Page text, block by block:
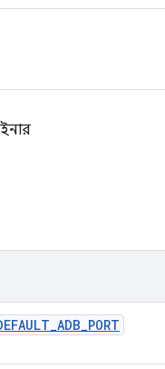
_ADB_PORT